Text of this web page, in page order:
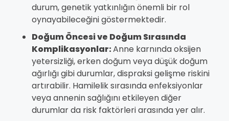
durum, genetik yatkınlığın önemli bir rol
oynayabileceğini göstermektedir.
Doğum Öncesi ve Doğum Sırasında
Komplikasyonlar:Anne karnında oksijen
yetersizliği, erken doğum veya düşük doğum
ağırlığı gibi durumlar, dispraksi gelişme riskini
artırabilir. Hamilelik sırasında enfeksiyonlar
veya annenin sağlığını etkileyen diğer
durumlar da risk faktörleri arasında yer alır.